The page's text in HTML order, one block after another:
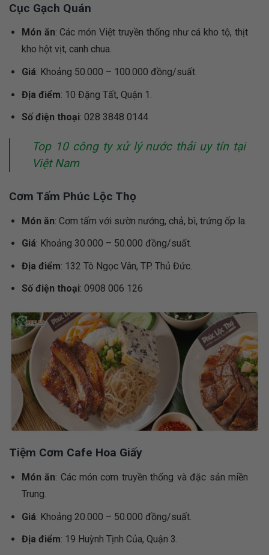
Cục Gạch Quán
Món ăn: Các món Việt truyền thống như cá kho tộ, thịt
kho hột vịt, canh chua.
Giá: Khoảng 50.000 – 100.000 đồng/suất.
Địa điểm: 10 Đặng Tất, Quận 1.
Số điện thoại: 028 3848 0144
Top 10 công ty xử lý nước thải uy tín tại
Việt Nam
Cơm Tấm Phúc Lộc Thọ
Món ăn: Cơm tấm với sườn nướng, chả, bì, trứng ốp la.
Giá: Khoảng 30.000 – 50.000 đồng/suất.
Địa điểm: 132 Tô Ngọc Vân, TP. Thủ Đức.
Số điện thoại: 0908 006 126
Tiệm Cơm Cafe Hoa Giấy
Món ăn: Các món cơm truyền thống và đặc sản miền
Trung.
Giá: Khoảng 20.000 – 50.000 đồng/suất.
Địa điểm: 19 Huỳnh Tịnh Của, Quận 3.